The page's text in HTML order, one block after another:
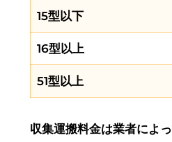
15型以下
16型以上
51型以上
収集運搬料金は業者によ